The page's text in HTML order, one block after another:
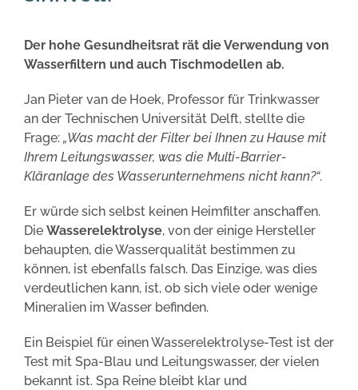
Der hohe Gesundheitsrat rät die Verwendung von
Wasserfiltern und auch Tischmodellen ab.
Jan Pieter van de Hoek, Professor für Trinkwasser
an der Technischen Universität Delft, stellte die
Frage: „Was macht der Filter bei Ihnen zu Hause mit
Ihrem Leitungswasser, was die Multi-Barrier-
Kläranlage des Wasserunternehmens nicht kann?“.
Er würde sich selbst keinen Heimfilter anschaffen.
Die Wasserelektrolyse, von der einige Hersteller
behaupten, die Wasserqualität bestimmen zu
können, ist ebenfalls falsch. Das Einzige, was dies
verdeutlichen kann, ist, ob sich viele oder wenige
Mineralien im Wasser befinden.
Ein Beispiel für einen Wasserelektrolyse-Test ist der
Test mit Spa-Blau und Leitungswasser, der vielen
bekannt ist. Spa Reine bleibt klar und